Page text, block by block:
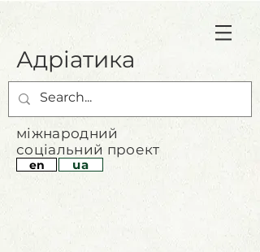
Адріатика
міжнародний
соціальний проект
en ua